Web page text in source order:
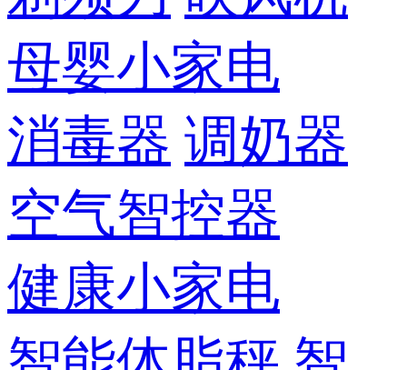
母婴小家电
消毒器 调奶器
空气智控器
健康小家电